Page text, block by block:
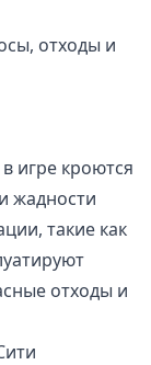
отходы и
игре кроются
жадности
такие как
отходы и